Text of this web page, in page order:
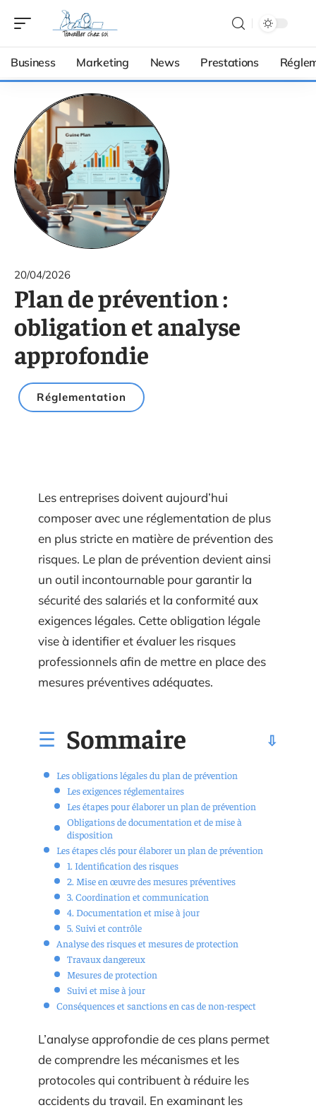
Business Marketing News Prestations
20/04/2026
Plan de prévention :
obligation et analyse
approfondie
Réglementation
Les entreprises doivent aujourd’hui
composer avec une réglementation de plus
en plus stricte en matière de prévention des
risques. Le plan de prévention devient ainsi
un outil incontournable pour garantir la
sécurité des salariés et la conformité aux
exigences légales. Cette obligation légale
vise à identifier et évaluer les risques
professionnels afin de mettre en place des
mesures préventives adéquates.
Sommaire
Les obligations légales du plan de prévention
Les exigences réglementaires
Les étapes pour élaborer un plan de prévention
Obligations de documentation et de mise à
disposition
Les étapes clés pour élaborer un plan de prévention
1. Identification des risques
2. Mise en œuvre des mesures préventives
3. Coordination et communication
4. Documentation et mise à jour
5. Suivi et contrôle
Analyse des risques et mesures de protection
Travaux dangereux
Mesures de protection
Suivi et mise à jour
Conséquences et sanctions en cas de non-respect
L’analyse approfondie de ces plans permet
de comprendre les mécanismes et les
protocoles qui contribuent à réduire les
accidents du travail. En examinant les